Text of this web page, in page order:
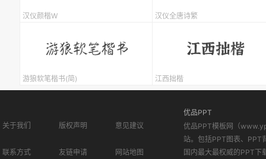
汉仪颜楷W 汉仪全唐诗繁
游狼软笔楷书(简) 江西拙楷
关于我们 版权声明 意见建议
联系方式 友链申请 网站地图
优品PPT
优品PPT模板网（
站。包括PPT图表、PPT
国内最大最权威的PPT下